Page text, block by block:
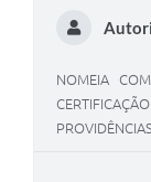
NOMEIA